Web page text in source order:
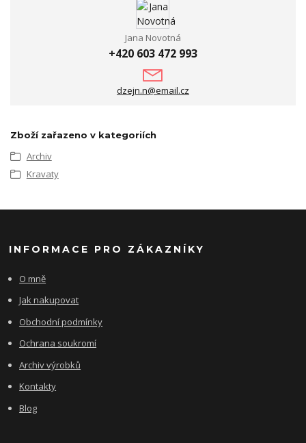
Jana Novotná
+420 603 472 993
dzejn.n@email.cz
Zboží zařazeno v kategoriích
Archiv
Kravaty
INFORMACE PRO ZÁKAZNÍKY
O mně
Jak nakupovat
Obchodní podmínky
Ochrana soukromí
Archiv výrobků
Kontakty
Blog